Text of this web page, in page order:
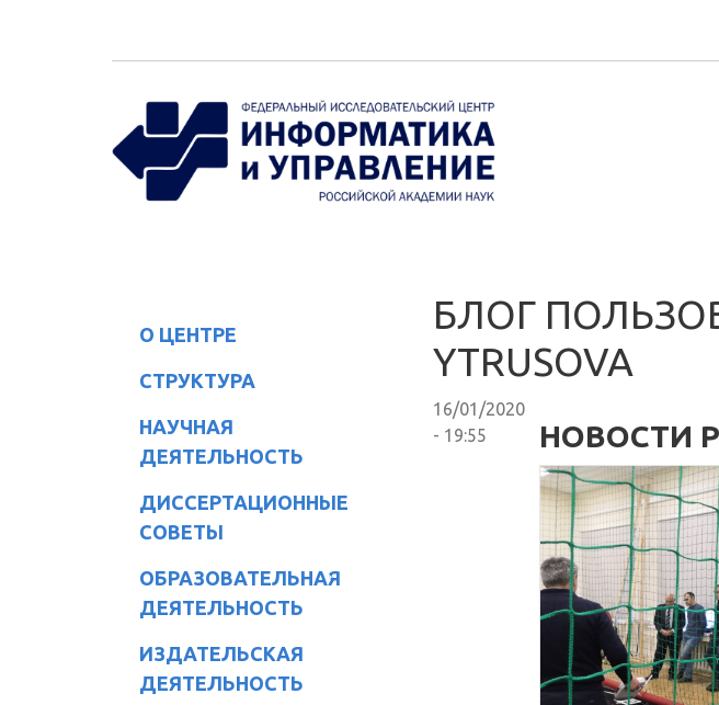
О ЦЕНТРЕ
СТРУКТУРА
НАУЧНАЯ
ДЕЯТЕЛЬНОСТЬ
ДИССЕРТАЦИОННЫЕ
СОВЕТЫ
ОБРАЗОВАТЕЛЬНАЯ
ДЕЯТЕЛЬНОСТЬ
ИЗДАТЕЛЬСКАЯ
ДЕЯТЕЛЬНОСТЬ
БЛОГ
YTRUSOVA
16/01/2020
- 19:55
НОВОСТИ